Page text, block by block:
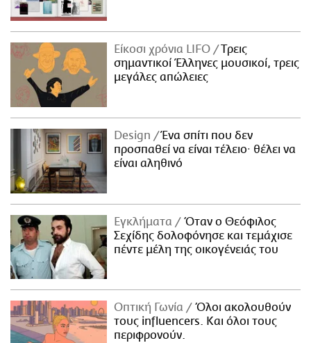
Είκοσι χρόνια LIFO
Tρεις
σημαντικοί Έλληνες μουσικοί, τρεις
μεγάλες απώλειες
Design
Ένα σπίτι που δεν
προσπαθεί να είναι τέλειο· θέλει να
είναι αληθινό
Εγκλήματα
Όταν ο Θεόφιλος
Σεχίδης δολοφόνησε και τεμάχισε
πέντε μέλη της οικογένειάς του
Οπτική Γωνία
Όλοι ακολουθούν
τους influencers. Και όλοι τους
περιφρονούν.